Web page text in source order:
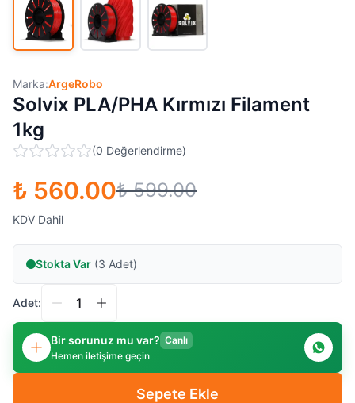
Marka:ArgeRobo
Solvix PLA/PHA Kırmızı Filament
1kg
(0 Değerlendirme)
₺ 560.00₺ 599.00
KDV Dahil
Stokta Var (3 Adet)
Adet:
Bir sorunuz mu var? Canlı
Hemen iletişime geçin
Sepete Ekle